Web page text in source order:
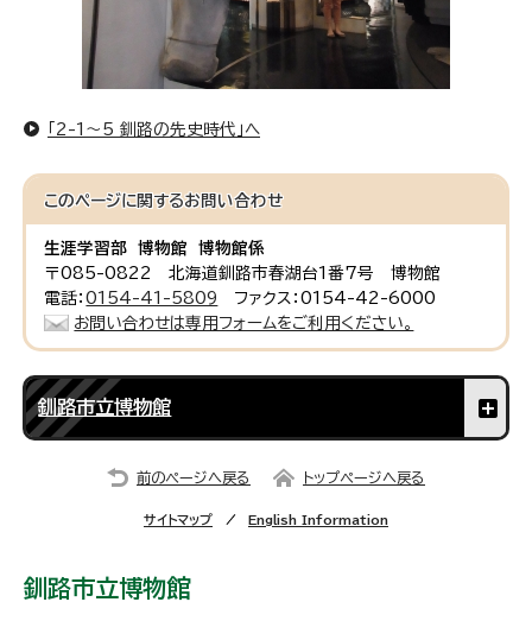
「2-1～5 釧路の先史時代」へ
このページに関するお問い合わせ
生涯学習部 博物館 博物館係
〒085-0822 北海道釧路市春湖台1番7号 博物館
電話：0154-41-5809
ファクス：0154-42-6000
お問い合わせは専用フォームをご利用ください。
釧路市立博物館
前のページへ戻る トップページへ戻る
サイトマップ English Information
釧路市立博物館